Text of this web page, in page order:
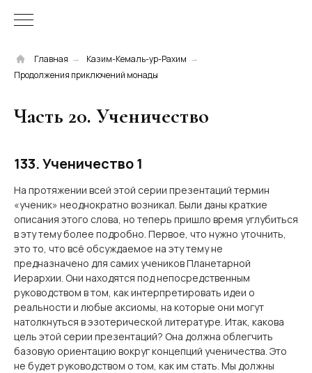
Главная → Казим-Кемаль-ур-Рахим →
Продолжения приключений монады
Часть 20. Ученичество
133. Ученичество 1
На протяжении всей этой серии презентаций термин
«ученик» неоднократно возникал. Были даны краткие
описания этого слова, но теперь пришло время углубиться
в эту тему более подробно. Первое, что нужно уточнить,
это то, что всё обсуждаемое на эту тему не
предназначено для самих учеников Планетарной
Иерархии. Они находятся под непосредственным
руководством в том, как интерпретировать идеи о
реальности и любые аксиомы, на которые они могут
натолкнуться в эзотерической литературе. Итак, какова
цель этой серии презентаций? Она должна облегчить
базовую ориентацию вокруг концепций ученичества. Это
не будет руководством о том, как им стать. Мы должны